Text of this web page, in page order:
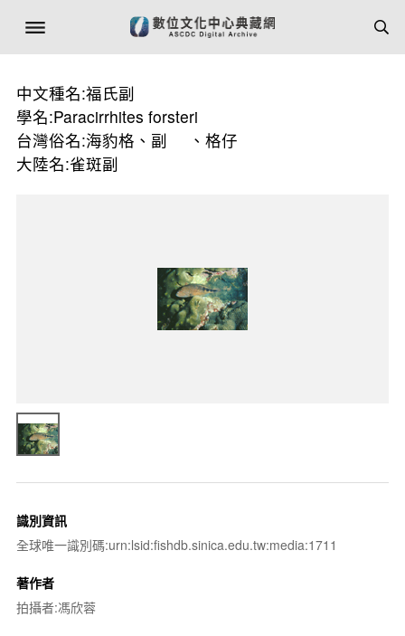
中文種名:福氏副
學名:Paracirrhites forsteri
台灣俗名:海豹格、副
、格仔
大陸名:雀斑副
識別資訊
全球唯一識別碼:urn:lsid:fishdb.sinica.edu.tw:media:1711
著作者
拍攝者:馮欣蓉